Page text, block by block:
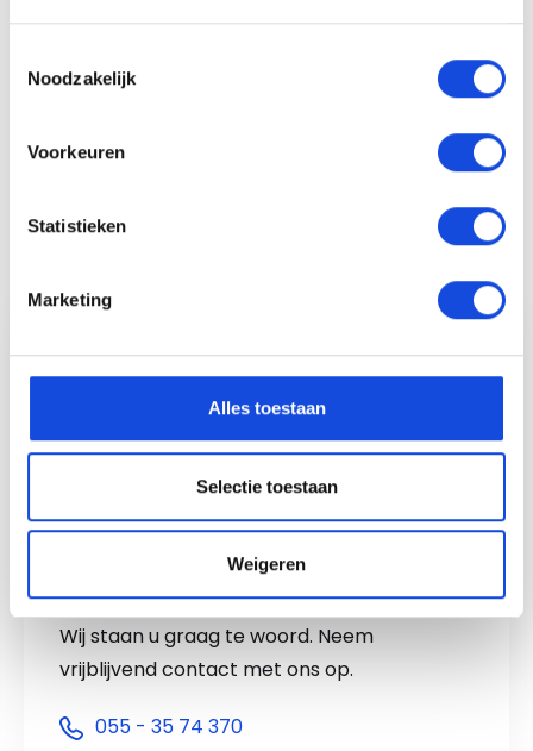
Noodzakelijk
Voorkeuren
Statistieken
Marketing
Alles toestaan
Selectie toestaan
Weigeren
Auto Keijzers - RDW Erkend
Etiënne Kruit
Interesse?
Wij staan u graag te woord. Neem
vrijblijvend contact met ons op.
055 - 35 74 370